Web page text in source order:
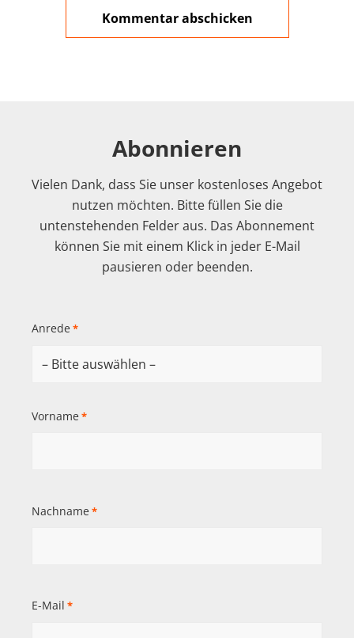
Abonnieren
Vielen Dank, dass Sie unser kostenloses Angebot
nutzen möchten. Bitte füllen Sie die
untenstehenden Felder aus. Das Abonnement
können Sie mit einem Klick in jeder E-Mail
pausieren oder beenden.
Anrede *
Vorname *
Nachname *
E-Mail *